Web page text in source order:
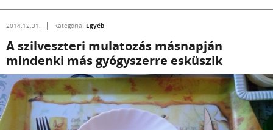
2014.12.31. Kategória: Egyéb
A szilveszteri mulatozás másnapján
mindenki más gyógyszerre esküszik